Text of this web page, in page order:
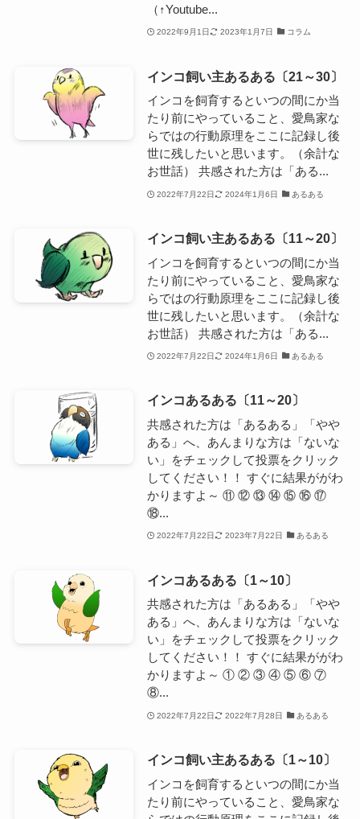
（↑Youtube...
2022年9月1日 2023年1月7日 コラム
インコ飼い主あるある〔21～30〕
インコを飼育するといつの間にか当
たり前にやっていること、愛鳥家な
らではの行動原理をここに記録し後
世に残したいと思います。（余計な
お世話） 共感された方は「ある...
2022年7月22日 2024年1月6日 あるある
インコ飼い主あるある〔11～20〕
インコを飼育するといつの間にか当
たり前にやっていること、愛鳥家な
らではの行動原理をここに記録し後
世に残したいと思います。（余計な
お世話） 共感された方は「ある...
2022年7月22日 2024年1月6日 あるある
インコあるある〔11～20〕
共感された方は「あるある」「やや
ある」へ、あんまりな方は「ないな
い」をチェックして投票をクリック
してください！！ すぐに結果ががわ
かりますよ～ ⑪ ⑫ ⑬ ⑭ ⑮ ⑯ ⑰
⑱...
2022年7月22日 2023年7月22日 あるある
インコあるある〔1～10〕
共感された方は「あるある」「やや
ある」へ、あんまりな方は「ないな
い」をチェックして投票をクリック
してください！！ すぐに結果ががわ
かりますよ～ ① ② ③ ④ ⑤ ⑥ ⑦
⑧...
2022年7月22日 2022年7月28日 あるある
インコ飼い主あるある〔1～10〕
インコを飼育するといつの間にか当
たり前にやっていること、愛鳥家な